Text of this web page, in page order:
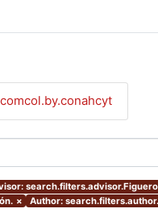
× Author: